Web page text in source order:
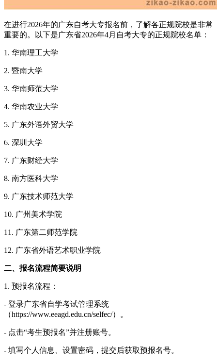
在进行2026年的广东自考大专报名前，了解各正规院校是非常
重要的。以下是广东省2026年4月自考大专的正规院校名单：
1. 华南理工大学
2. 暨南大学
3. 华南师范大学
4. 华南农业大学
5. 广东外语外贸大学
6. 深圳大学
7. 广东财经大学
8. 南方医科大学
9. 广东技术师范大学
10. 广州美术学院
11. 广东第二师范学院
12. 广东省外语艺术职业学院
二、报名流程简要说明
1. 预报名流程：
- 登录广东省自学考试管理系统
（https://www.eeagd.edu.cn/selfec/）。
- 点击“考生预报名”并注册账号。
- 填写个人信息、设置密码，提交后获取预报名号。